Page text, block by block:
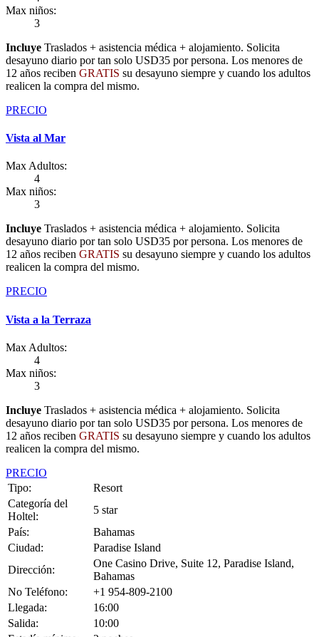
Max niños:
3
Incluye Traslados + asistencia médica + alojamiento. Solicita
desayuno diario por tan solo USD35 por persona. Los menores de
12 años reciben GRATIS su desayuno siempre y cuando los adultos
realicen la compra del mismo.
PRECIO
Vista al Mar
Max Adultos:
4
Max niños:
3
Incluye Traslados + asistencia médica + alojamiento. Solicita
desayuno diario por tan solo USD35 por persona. Los menores de
12 años reciben GRATIS su desayuno siempre y cuando los adultos
realicen la compra del mismo.
PRECIO
Vista a la Terraza
Max Adultos:
4
Max niños:
3
Incluye Traslados + asistencia médica + alojamiento. Solicita
desayuno diario por tan solo USD35 por persona. Los menores de
12 años reciben GRATIS su desayuno siempre y cuando los adultos
realicen la compra del mismo.
PRECIO
Tipo:
Resort
Categoría del
Holtel:
5 star
País:
Bahamas
Ciudad:
Paradise Island
Dirección:
One Casino Drive, Suite 12, Paradise Island,
Bahamas
No Teléfono:
+1 954-809-2100
Llegada:
16:00
Salida:
10:00